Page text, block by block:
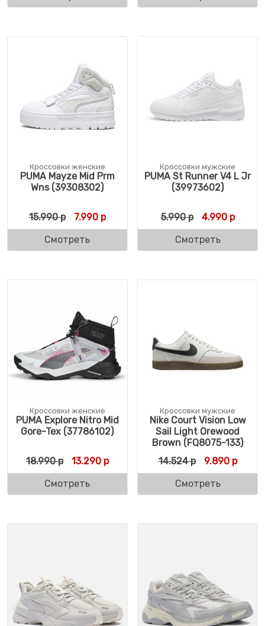
Кроссовки женские
PUMA Mayze Mid Prm
Wns (39308302)
15.990р Первоначальная цена составляла 15.990
7.990рТекущая цена: 7.990 р.
Смотреть
Кроссовки мужские
PUMA St Runner V4 L Jr
(39973602)
5.990р 4.990р
Смотреть
Кроссовки женские
PUMA Explore Nitro Mid
Gore-Tex (37786102)
18.990р Первоначальная цена составляла 18.990
13.290рТекущая цена: 13.290 р.
Смотреть
Кроссовки мужские
Nike Court Vision Low
Sail Light Orewood
Brown (FQ8075-133)
14.524р 9.890р
Смотреть